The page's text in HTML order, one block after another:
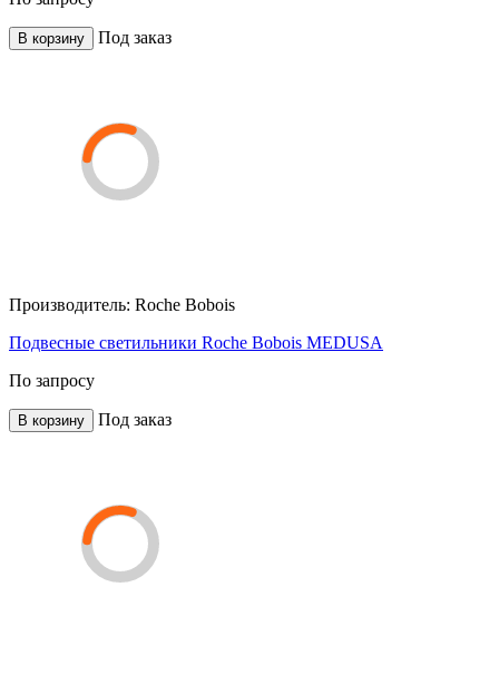
В корзину Под заказ
Производитель: Roche Bobois
Подвесные светильники Roche Bobois MEDUSA
По запросу
В корзину Под заказ